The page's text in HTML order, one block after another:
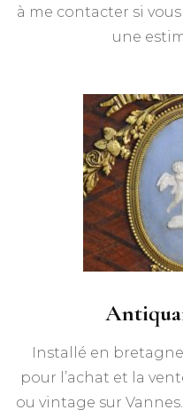
à me contacter si
une
Installé en
pour l’achat et la
ou vintage sur